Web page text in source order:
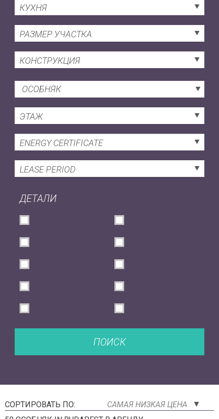
КУХНЯ
РАЗМЕР УЧАСТКА
КОНСТРУКЦИЯ
ОСОБНЯК
ЭТАЖ
ENERGY CERTIFICATE
LEASE PERIOD
ДЕТАЛИ
ПОИСК
СОРТИРОВАТЬ ПО:
САМАЯ НИЗКАЯ ЦЕНА